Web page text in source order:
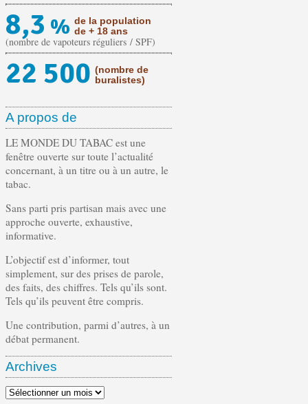
8,3 % de la population
de + 18 ans
(nombre de vapoteurs réguliers / SPF)
22 500 (nombre de
buralistes)
A propos de
LE MONDE DU TABAC est une
fenêtre ouverte sur toute l’actualité
concernant, à un titre ou à un autre, le
tabac.
Sans parti pris partisan mais avec une
approche ouverte, exhaustive,
informative.
L’objectif est d’informer, tout
simplement, sur des prises de parole,
des faits, des chiffres. Tels qu’ils sont.
Tels qu’ils peuvent être compris.
Une contribution, parmi d’autres, à un
débat permanent.
Archives
Archives